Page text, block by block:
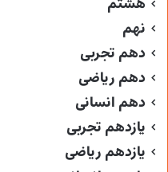
نهم
دهم تجربی
دهم ریاضی
دهم انسانی
یازدهم تجربی
یازدهم ریاضی